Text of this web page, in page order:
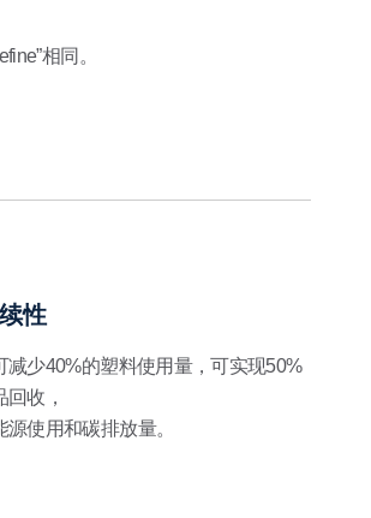
相同。
性
减少40%的塑料使用量，可实现50%
回收，
源使用和碳排放量。